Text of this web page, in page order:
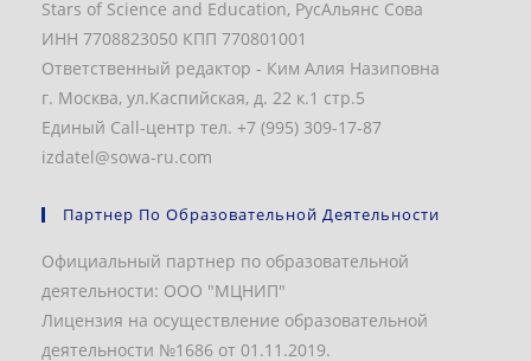
Stars of Science and Education, РусАльянс Сова
ИНН 7708823050 КПП 770801001
Ответственный редактор - Ким Алия Назиповна
г. Москва, ул.Каспийская, д. 22 к.1 стр.5
Единый Call-центр тел. +7 (995) 309-17-87
izdatel@sowa-ru.com
Партнер По Образовательной Деятельности
Официальный партнер по образовательной
деятельности: ООО "МЦНИП"
Лицензия на осуществление образовательной
деятельности №1686 от 01.11.2019.